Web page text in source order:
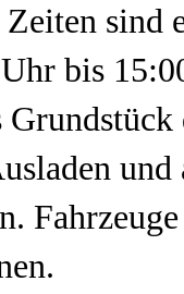
sind
bis